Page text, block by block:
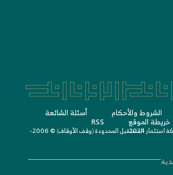
الشروط واﻷحكام أسئلة الشائعة
خريطة الموقع RSS
استثمار المستقبل المحدودة 〈وقف الأوقاف〉 © 2006-2024